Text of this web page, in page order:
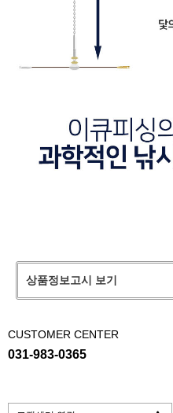
상품정보고시 보기
CUSTOMER CENTER
031-983-0365